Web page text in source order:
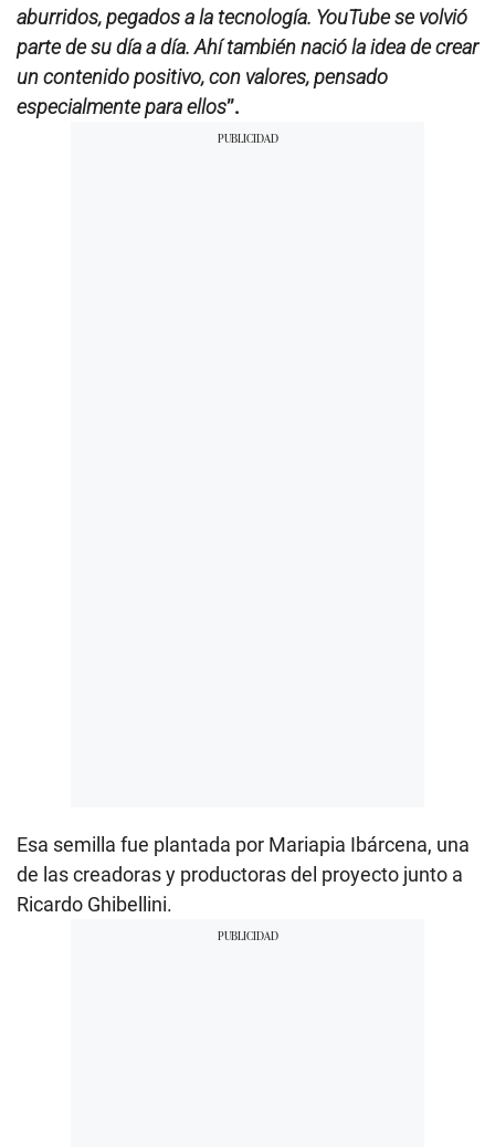
aburridos, pegados a la tecnología. YouTube se volvió
parte de su día a día. Ahí también nació la idea de crear
un contenido positivo, con valores, pensado
especialmente para ellos”.
Esa semilla fue plantada por Mariapia Ibárcena, una
de las creadoras y productoras del proyecto junto a
Ricardo Ghibellini.